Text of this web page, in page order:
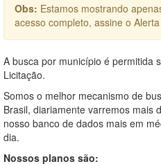
Obs: Estamos mostrando
acesso completo, assine o
A busca por município é permitida
Licitação.
Somos o melhor mecanismo de
Brasil, diariamente varremos mais
nosso banco de dados mais em
dia.
Nossos planos são: